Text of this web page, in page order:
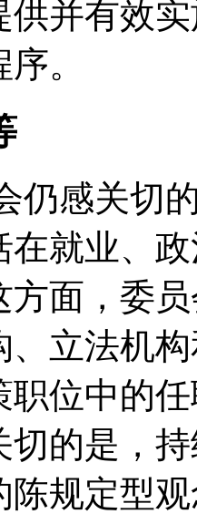
供并有效
。
仍感关切
在就业、
方面，委
、立法机
职位中的
切的是，
陈规定型